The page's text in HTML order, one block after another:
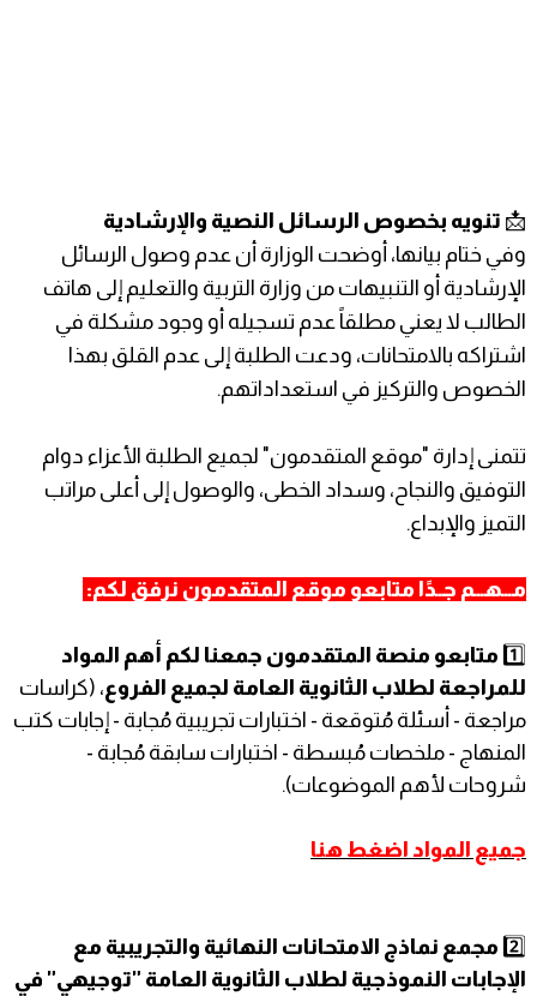
​📩 تنويه بخصوص الرسائل النصية والإرشادية
​وفي ختام بيانها، أوضحت الوزارة أن عدم وصول الرسائل
الإرشادية أو التنبيهات من وزارة التربية والتعليم إلى هاتف
الطالب لا يعني مطلقاً عدم تسجيله أو وجود مشكلة في
اشتراكه بالامتحانات، ودعت الطلبة إلى عدم القلق بهذا
الخصوص والتركيز في استعداداتهم.
​تتمنى إدارة "موقع المتقدمون" لجميع الطلبة الأعزاء دوام
التوفيق والنجاح، وسداد الخطى، والوصول إلى أعلى مراتب
التميز والإبداع.
مـــهـــم جــدًا متابعو موقع المتقدمون نرفق لكم:
1️⃣ متابعو منصة المتقدمون جمعنا لكم أهم المواد
للمراجعة لطلاب الثانوية العامة لجميع الفروع، (كراسات
مراجعة - أسئلة مُتوقعة - اختبارات تجريبية مُجابة - إجابات كتب
المنهاج - ملخصات مُبسطة - اختبارات سابقة مُجابة -
شروحات لأهم الموضوعات).
جميع المواد اضغط هنا
2️⃣ مجمع نماذج الامتحانات النهائية والتجريبية مع
الإجابات النموذجية لطلاب الثانوية العامة "توجيهي" في